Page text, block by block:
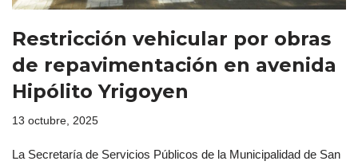
Restricción vehicular por obras
de repavimentación en avenida
Hipólito Yrigoyen
13 octubre, 2025
La Secretaría de Servicios Públicos de la Municipalidad de San